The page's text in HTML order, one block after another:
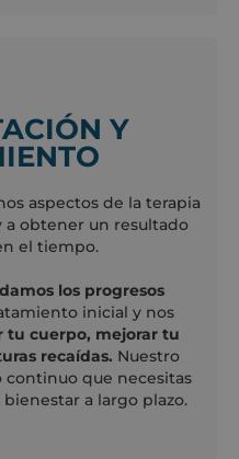
Y
aspectos de la terapia
a obtener un resultado
el tiempo.
los progresos
inicial y nos
tu cuerpo, mejorar tu
recaídas. Nuestro
que necesitas
a largo plazo.